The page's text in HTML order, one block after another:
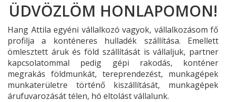
ÜDVÖZLÖM HONLAPOMON!
Hang Attila egyéni vállalkozó vagyok, vállalkozásom fő
profilja a konténeres hulladék szállítása. Emellett
ömlesztett áruk és föld szállítását is vállaljuk, partner
kapcsolatommal pedig gépi rakodás, konténer
megrakás földmunkát, tereprendezést, munkagépek
munkaterületre történő kiszállítását, munkagépek
árufuvarozását télen, hó eltolást vállalunk.